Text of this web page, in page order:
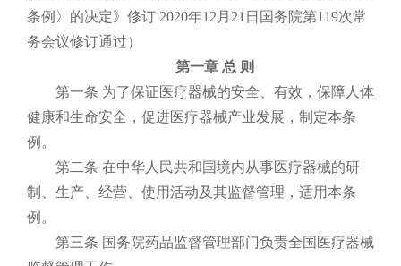
条例〉的决定》修订 2020年12月21日国务院第119次常
务会议修订通过）
第一章 总 则
第一条 为了保证医疗器械的安全、有效，保障人体
健康和生命安全，促进医疗器械产业发展，制定本条
例。
第二条 在中华人民共和国境内从事医疗器械的研
制、生产、经营、使用活动及其监督管理，适用本条
例。
第三条 国务院药品监督管理部门负责全国医疗器械